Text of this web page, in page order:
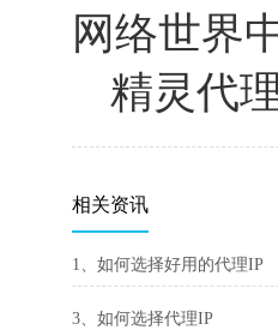
网络世界
精灵代
相关资讯
1、如何选择好用的代理IP
3、如何选择代理IP